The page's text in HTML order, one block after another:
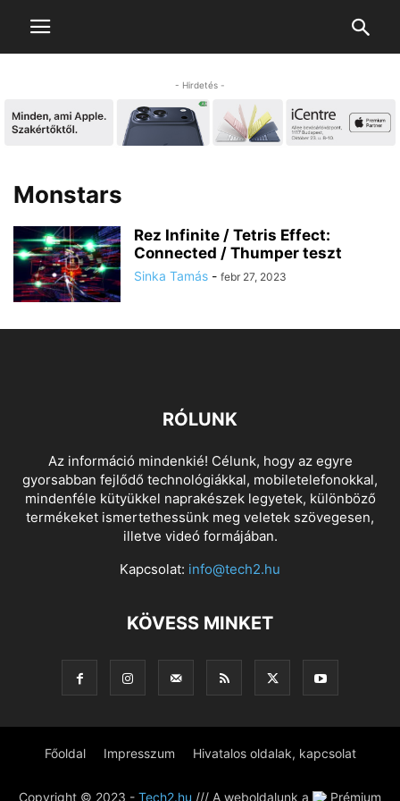
- Hirdetés -
Monstars
Rez Infinite / Tetris Effect:
Connected / Thumper teszt
Sinka Tamás - febr 27, 2023
RÓLUNK
Az információ mindenkié! Célunk, hogy az egyre
gyorsabban fejlődő technológiákkal, mobiletelefonokkal,
mindenféle kütyükkel naprakészek legyetek, különböző
termékeket ismertethessünk meg veletek szövegesen,
illetve videó formájában.
Kapcsolat: info@tech2.hu
KÖVESS MINKET
Főoldal Impresszum Hivatalos oldalak, kapcsolat
Copyright © 2023 - Tech2.hu /// A weboldalunk a Prémium